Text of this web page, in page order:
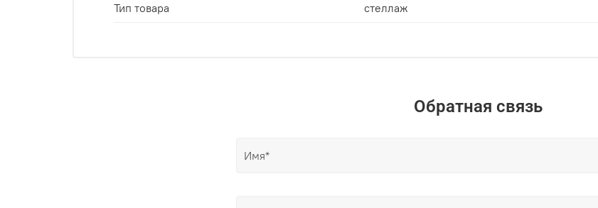
Тип товара стеллаж
Обратная связь